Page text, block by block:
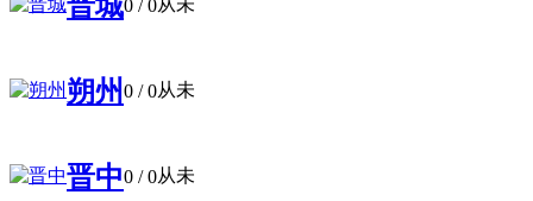
0 / 0
朔州 0 / 0从未
晋中0 / 0从未